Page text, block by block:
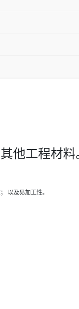
他工程材料
以及易加工性。